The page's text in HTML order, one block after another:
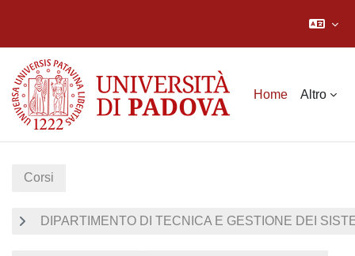
Home Altro
Corsi
DIPARTIMENTO DI TECNICA E GESTIONE DEI